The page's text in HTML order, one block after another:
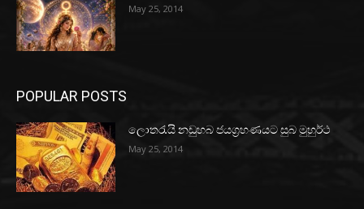
May 25, 2014
POPULAR POSTS
ලොතරැයි නඩුහබ ජයග්‍රහණයට සුබ මුහුර්ථ
May 25, 2014